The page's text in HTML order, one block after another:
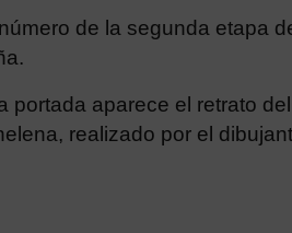
de la segunda etapa
portada aparece el retrato
realizado por el